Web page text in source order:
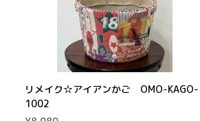
リメイク☆アイアンかご OMO-KAGO-
1002